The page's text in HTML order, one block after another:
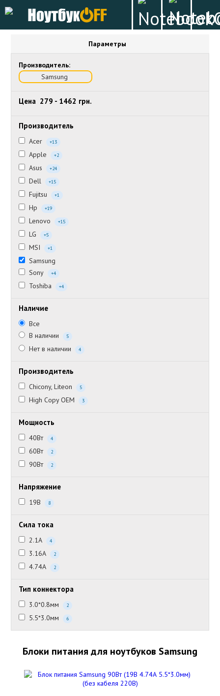
Параметры
Производитель:
Samsung
Цена 279 - 1462 грн.
Производитель
Acer +13
Apple +2
Asus +24
Dell +15
Fujitsu +1
Hp +19
Lenovo +15
LG +5
MSI +1
Samsung
Sony
+4
Toshiba +4
Наличие
Все
В наличии
5
Нет в наличии 4
Производитель
Chicony, Liteon 5
High Copy OEM 3
Мощность
40Вт 4
60Вт 2
90Вт 2
Напряжение
19В 8
Сила тока
2.1А 4
3.16А 2
4.74А 2
Тип коннектора
3.0*0.8мм 2
5.5*3.0мм 6
Блоки питания для ноутбуков Samsung